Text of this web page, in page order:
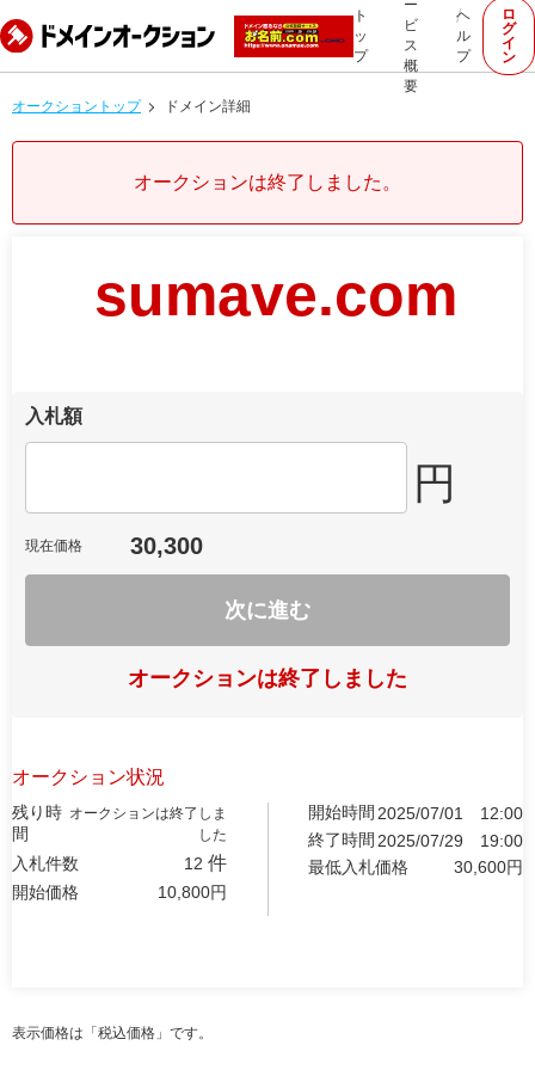
ト
ッ
プ
ー
ビ
ス
概
要
ヘ
ル
プ
ロ
グ
イ
ン
オークショントップ ドメイン詳細
オークションは終了しました。
sumave.com
入札額
円
現在価格 30,300
次に進む
オークションは終了しました
オークション状況
残り時
間
オークションは終了しま
した
入札件数 12 件
開始価格 10,800円
開始時間 2025/07/01
12:00
終了時間 2025/07/29
19:00
最低入札価格
30,600円
表示価格は「税込価格」です。